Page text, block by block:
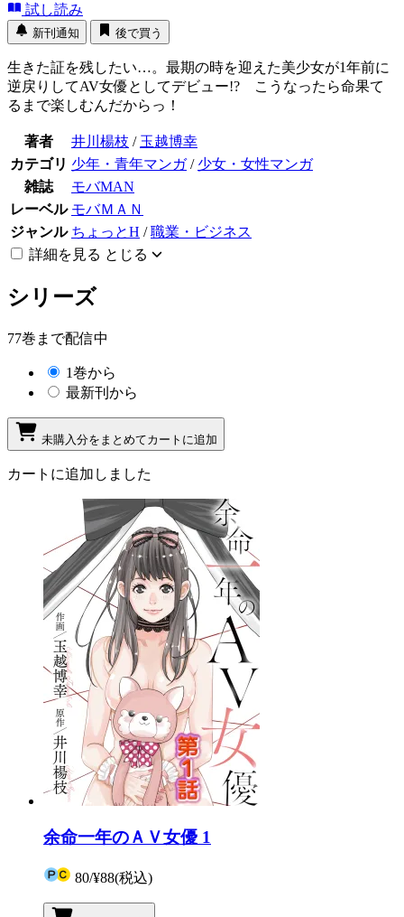
試し読み
新刊通知 後で買う
生きた証を残したい…。最期の時を迎えた美少女が1年前に
逆戻りしてAV女優としてデビュー!? こうなったら命果て
るまで楽しむんだからっ！
著者 井川楊枝 / 玉越博幸
カテゴリ 少年・青年マンガ/ 少女・女性マンガ
雑誌
モバMAN
レーベル モバＭＡＮ
ジャンル ちょっとH /職業・ビジネス
詳細を見る とじる
シリーズ
77巻まで配信中
1巻から
最新刊から
未購入分をまとめてカートに追加
カートに追加しました
余命一年のＡＶ女優 1
80/¥88(税込)